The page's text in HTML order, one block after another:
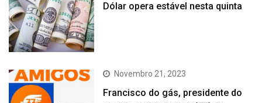
Dólar opera estável nesta quinta
Novembro 21, 2023
Francisco do gás, presidente do